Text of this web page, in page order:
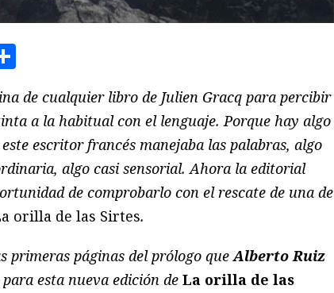
de cualquier libro de Julien Gracq para percibir
a la habitual con el lenguaje. Porque hay algo
escritor francés manejaba las palabras, algo
algo casi sensorial. Ahora la editorial
de comprobarlo con el rescate de una de
orilla de las Sirtes.
primeras páginas del prólogo queAlberto Ruiz
esta nueva edición de La orilla de las